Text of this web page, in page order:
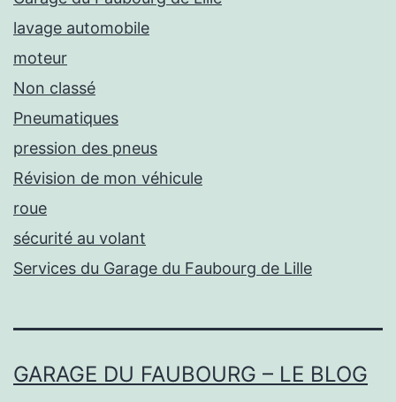
lavage automobile
moteur
Non classé
Pneumatiques
pression des pneus
Révision de mon véhicule
roue
sécurité au volant
Services du Garage du Faubourg de Lille
GARAGE DU FAUBOURG – LE BLOG